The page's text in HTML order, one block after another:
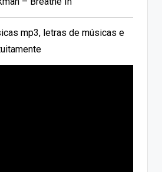
mp3, letras de músicas e